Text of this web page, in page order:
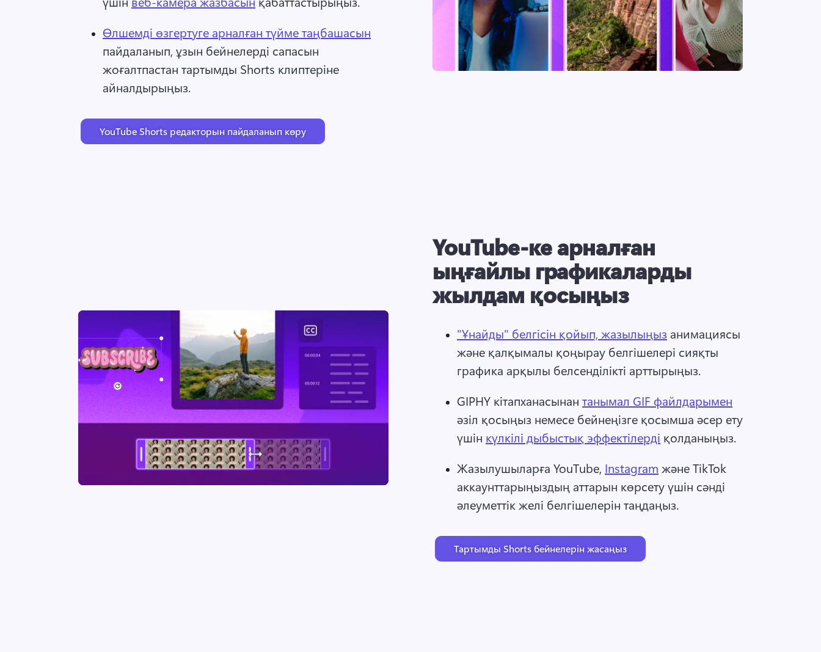
Өлшемді өзгертуге арналған түйме таңбашасын
пайдаланып, ұзын бейнелерді сапасын
жоғалтпастан тартымды Shorts клиптеріне
айналдырыңыз.
YouTube Shorts редакторын пайдаланып көру
YouTube-ке арналған
ыңғайлы графикаларды
жылдам қосыңыз
"Ұнайды" белгісін қойып, жазылыңыз анимациясы
және қалқымалы қоңырау белгішелері сияқты
графика арқылы белсенділікті арттырыңыз.
GIPHY кітапханасынан танымал GIF файлдарымен
әзіл қосыңыз немесе бейнеңізге қосымша әсер ету
үшін күлкілі дыбыстық эффектілерді қолданыңыз.
Жазылушыларға YouTube, Instagram және TikTok
аккаунттарыңыздың аттарын көрсету үшін сәнді
әлеуметтік желі белгішелерін таңдаңыз.
Тартымды Shorts бейнелерін жасаңыз